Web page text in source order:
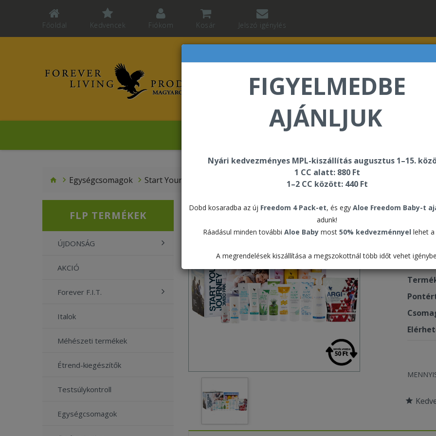
FIGYELMEDBE
AJÁNLJUK
Nyári kedvezményes MPL-kiszállítás augusztus 1–15.
1 CC alatt: 880 Ft
1–2 CC között: 440 Ft
Dobd kosaradba az új Freedom 4 Pack-et, és egy Aloe Freedom Baby-t
adunk!
Ráadásul minden további Aloe Babymost 50% kedvezménnyel lehet a
A megrendelések kiszállítása a megszokottnál több időt vehet
Főoldal Kedvencek Fiókom Kosár Jelszó igénylés
Revelat Jean Baptiste üdvözli Önt a Forever Living internetes
Egységcsomagok Start Your Journey Pak - Sport & Wellness
FLP TERMÉKEK
ÚJDONSÁG
AKCIÓ
Forever F.I.T.
Italok
Méhészeti termékek
Étrend-kiegészítők
Testsúlykontroll
Egységcsomagok